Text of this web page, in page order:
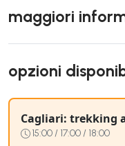
maggiori
opzioni
Cagliari: trekking
15:00 / 17:00 / 18:00